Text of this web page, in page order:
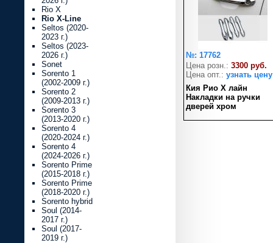
№: 17762
Цена розн.: 3300 руб.
Цена опт.: узнать цену
Кия Рио Х лайн
Накладки на ручки
дверей хром
Rio X
Rio X-Line
Seltos (2020-
2023 г.)
Seltos (2023-
2026 г.)
Sonet
Sorento 1
(2002-2009 г.)
Sorento 2
(2009-2013 г.)
Sorento 3
(2013-2020 г.)
Sorento 4
(2020-2024 г.)
Sorento 4
(2024-2026 г.)
Sorento Prime
(2015-2018 г.)
Sorento Prime
(2018-2020 г.)
Sorento hybrid
Soul (2014-
2017 г.)
Soul (2017-
2019 г.)